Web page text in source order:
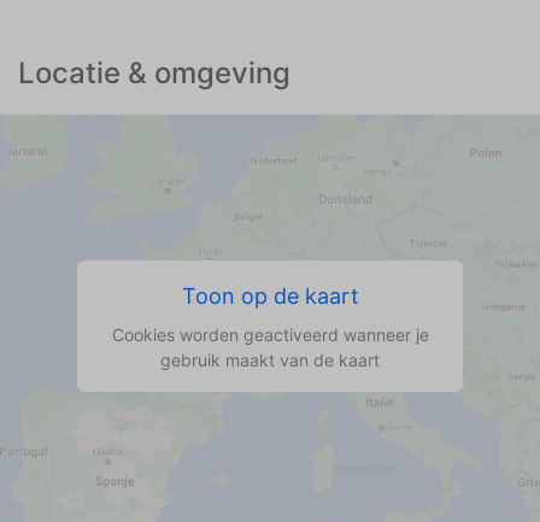
Locatie & omgeving
Toon op de kaart
Cookies worden geactiveerd wanneer je
gebruik maakt van de kaart